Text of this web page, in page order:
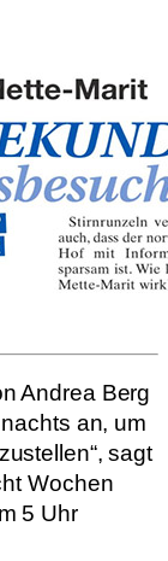
Andrea Berg
an, um
sagt
Wochen
5 Uhr